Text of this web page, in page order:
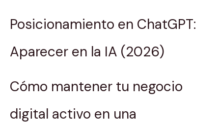
Posicionamiento en ChatGPT:
Aparecer en la IA (2026)
Cómo mantener tu negocio
digital activo en una